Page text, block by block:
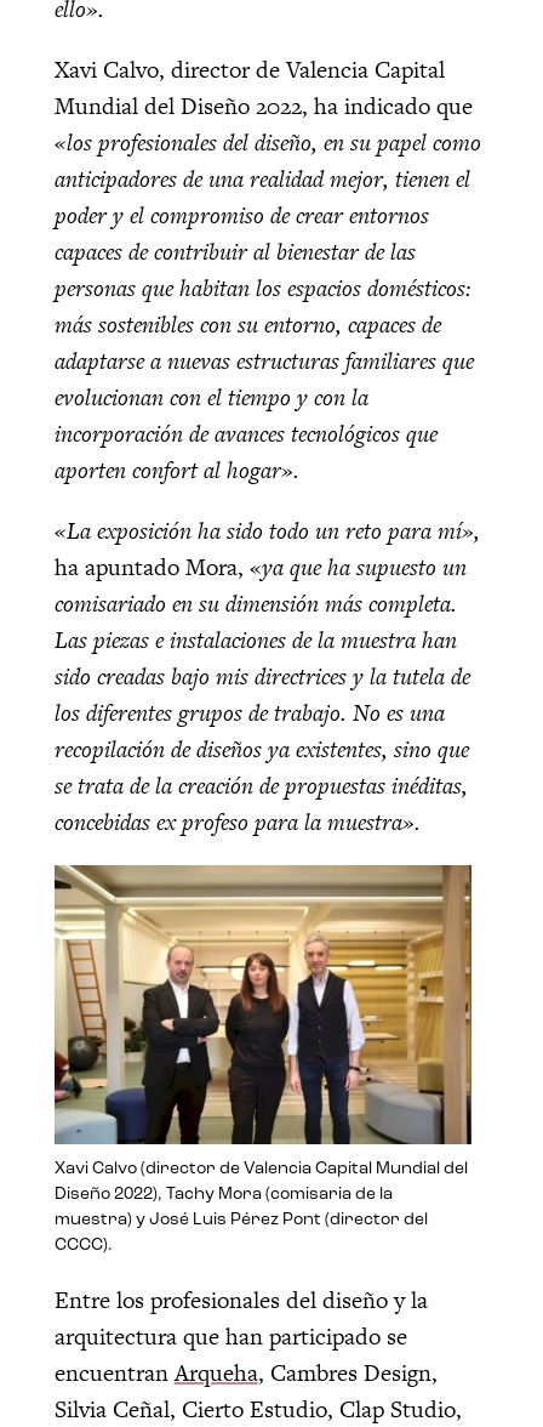
ello».
Xavi Calvo, director de Valencia Capital
Mundial del Diseño 2022, ha indicado que
«los profesionales del diseño, en su papel como
anticipadores de una realidad mejor, tienen el
poder y el compromiso de crear entornos
capaces de contribuir al bienestar de las
personas que habitan los espacios domésticos:
más sostenibles con su entorno, capaces de
adaptarse a nuevas estructuras familiares que
evolucionan con el tiempo y con la
incorporación de avances tecnológicos que
aporten confort al hogar».
«La exposición ha sido todo un reto para mí»,
ha apuntado Mora, «ya que ha supuesto un
comisariado en su dimensión más completa.
Las piezas e instalaciones de la muestra han
sido creadas bajo mis directrices y la tutela de
los diferentes grupos de trabajo. No es una
recopilación de diseños ya existentes, sino que
se trata de la creación de propuestas inéditas,
concebidas ex profeso para la muestra».
Xavi Calvo (director de Valencia Capital Mundial del
Diseño 2022), Tachy Mora (comisaria de la
muestra) y José Luis Pérez Pont (director del
CCCC).
Entre los profesionales del diseño y la
arquitectura que han participado se
encuentranArqueha, Cambres Design,
Silvia Ceñal, Cierto Estudio, Clap Studio,